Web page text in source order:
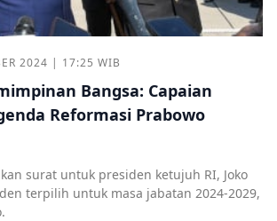
2024 | 17:25 WIB
Bangsa: Capaian
Reformasi Prabowo
surat untuk presiden ketujuh RI, Joko
terpilih untuk masa jabatan 2024-2029,